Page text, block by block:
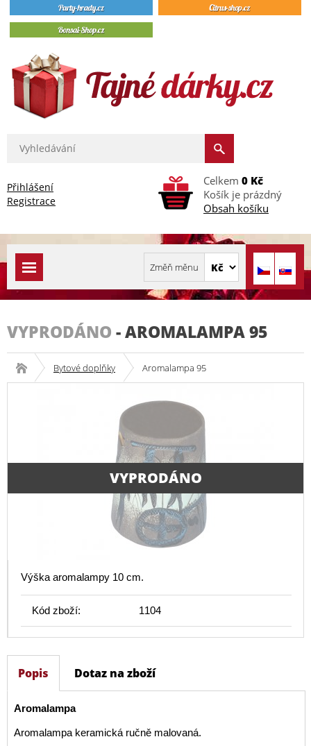
Přihlášení
Registrace
Celkem 0 Kč
Košík je prázdný
Obsah košíku
VYPRODÁNO -AROMALAMPA 95
Bytové doplňky Aromalampa 95
VYPRODÁNO
Výška aromalampy 10 cm.
Kód zboží: 1104
Popis Dotaz na zboží
Aromalampa
Aromalampa keramická ručně malovaná.